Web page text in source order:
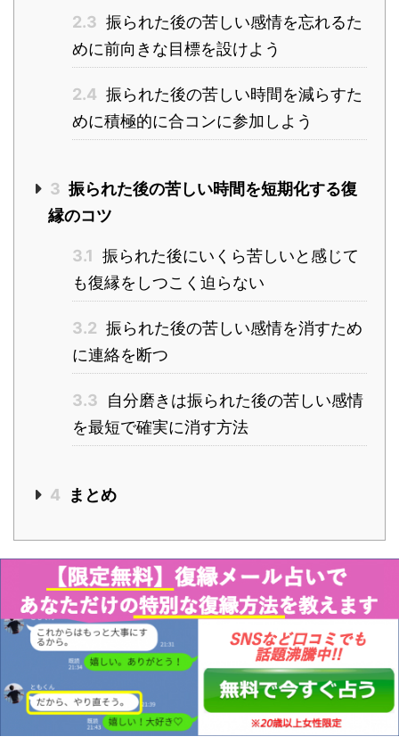
2.3 振られた後の苦しい感情を忘れるた
めに前向きな目標を設けよう
2.4 振られた後の苦しい時間を減らすた
めに積極的に合コンに参加しよう
3 振られた後の苦しい時間を短期化する復
縁のコツ
3.1 振られた後にいくら苦しいと感じて
も復縁をしつこく迫らない
3.2 振られた後の苦しい感情を消すため
に連絡を断つ
3.3
自分磨きは振られた後の苦しい感情
を最短で確実に消す方法
4 まとめ